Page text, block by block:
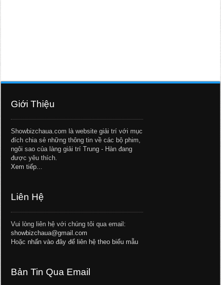
Giới Thiệu
Showbizchaua.com là website giải trí với mục
đích chia sẻ những thông tin về các bộ phim,
ngôi sao của làng giải trí Trung - Hàn đang
được yêu thích.
Xem tiếp...
Liên Hệ
Vui lòng liên hệ với chúng tôi qua email:
showbizchaua@gmail.com
Hoặc nhấn vào đây để liên hệ theo biểu mẫu
Bản Tin Qua Email